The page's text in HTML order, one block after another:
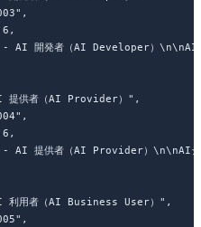
,
6 ,
AI 開発者（AI Developer） \n\nAI
供者（AI Provider）" ,
,
6 ,
AI 提供者（AI Provider） \n\nAIシ
用者（AI Business User）" ,
,